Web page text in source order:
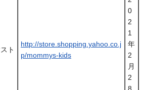
ト
http://store.shopping.yahoo.co.j
p/mommys-kids
0
2
1
年
2
月
2
8